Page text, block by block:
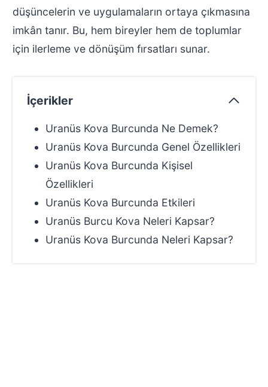
düşüncelerin ve uygulamaların ortaya çıkmasına
imkân tanır. Bu, hem bireyler hem de toplumlar
için ilerleme ve dönüşüm fırsatları sunar.
İçerikler
Uranüs Kova Burcunda Ne Demek?
Uranüs Kova Burcunda Genel Özellikleri
Uranüs Kova Burcunda Kişisel
Özellikleri
Uranüs Kova Burcunda Etkileri
Uranüs Burcu Kova Neleri Kapsar?
Uranüs Kova Burcunda Neleri Kapsar?